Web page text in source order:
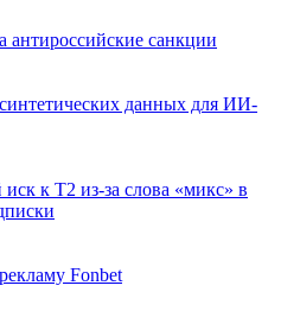
антироссийские санкции
данных для ИИ-
к Т2 из-за слова «микс» в
Fonbet